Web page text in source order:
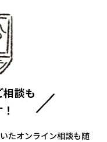
談も
たオンライン相談も随